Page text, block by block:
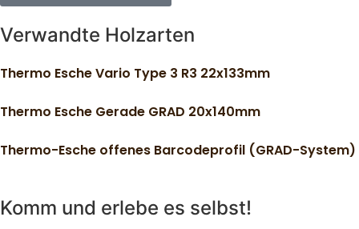
Verwandte Holzarten
Thermo Esche Vario Type 3 R3 22x133mm
Thermo Esche Gerade GRAD 20x140mm
Thermo-Esche offenes Barcodeprofil (GRAD-System)
Komm und erlebe es selbst!